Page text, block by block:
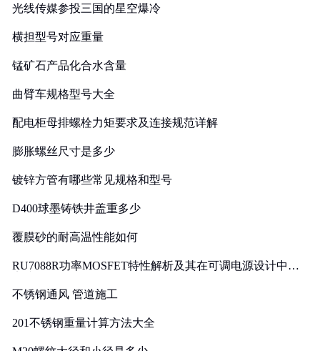
光线传媒参投三国的星空爆冷
横担型号对应重量
锰矿石产品化合水含量
曲臂车规格型号大全
配电柜母排螺栓力矩要求及连接规范详解
膨胀螺丝尺寸是多少
镀锌方管有哪些常见规格和型号
D400球墨铸铁井盖重多少
覆膜砂的耐高温性能如何
RU7088R功率MOSFET特性解析及其在可调电源设计中的
不锈钢通风 管道施工
201不锈钢重量计算方法大全